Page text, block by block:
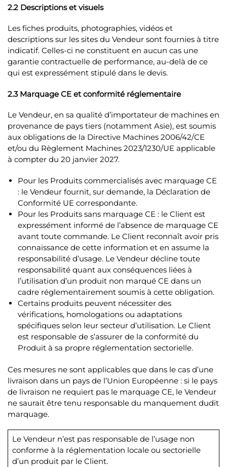
2.2 Descriptions et visuels
Les fiches produits, photographies, vidéos et
descriptions sur les sites du Vendeur sont fournies à titre
indicatif. Celles-ci ne constituent en aucun cas une
garantie contractuelle de performance, au-delà de ce
qui est expressément stipulé dans le devis.
2.3 Marquage CE et conformité réglementaire
Le Vendeur, en sa qualité d’importateur de machines en
provenance de pays tiers (notamment Asie), est soumis
aux obligations de la Directive Machines 2006/42/CE
et/ou du Règlement Machines 2023/1230/UE applicable
à compter du 20 janvier 2027.
Pour les Produits commercialisés avec marquage CE
: le Vendeur fournit, sur demande, la Déclaration de
Conformité UE correspondante.
Pour les Produits sans marquage CE : le Client est
expressément informé de l’absence de marquage CE
avant toute commande. Le Client reconnaît avoir pris
connaissance de cette information et en assume la
responsabilité d’usage. Le Vendeur décline toute
responsabilité quant aux conséquences liées à
l’utilisation d’un produit non marqué CE dans un
cadre réglementairement soumis à cette obligation.
Certains produits peuvent nécessiter des
vérifications, homologations ou adaptations
spécifiques selon leur secteur d’utilisation. Le Client
est responsable de s’assurer de la conformité du
Produit à sa propre réglementation sectorielle.
Ces mesures ne sont applicables que dans le cas d’une
livraison dans un pays de l’Union Européenne : si le pays
de livraison ne requiert pas le marquage CE, le Vendeur
ne saurait être tenu responsable du manquement dudit
marquage.
Le Vendeur n’est pas responsable de l’usage non
conforme à la réglementation locale ou sectorielle
d’un produit par le Client.